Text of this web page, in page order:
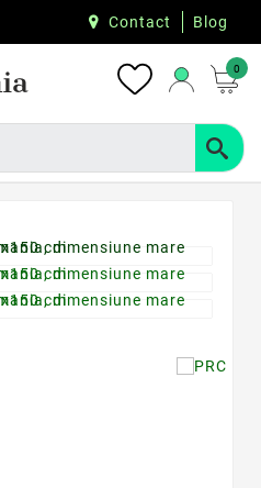
Contact Blog
0